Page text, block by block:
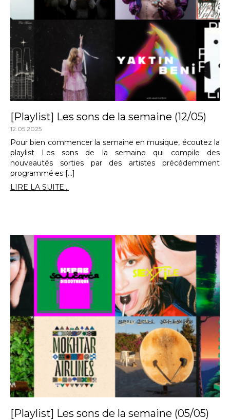
[Playlist] Les sons de la semaine (12/05)
12.05.2025
Pour bien commencer la semaine en musique, écoutez la
playlist Les sons de la semaine qui compile des
nouveautés sorties par des artistes précédemment
programmé·es […]
LIRE LA SUITE...
[Playlist] Les sons de la semaine (05/05)